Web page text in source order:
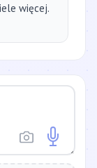
więcej.